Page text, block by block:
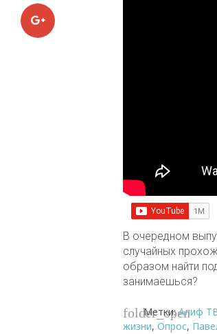
Google+
В очередном
случайных
образом найти
занимаешься?
folder_open
Метки:Алиф
жизни, Опрос,